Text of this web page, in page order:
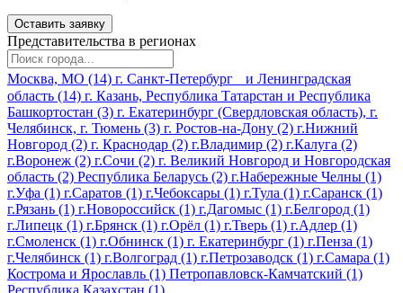
Оставить заявку
Представительства в регионах
Москва, МО (14) г. Санкт-Петербург и Ленинградская
область (14) г. Казань, Республика Татарстан и Республика
Башкортостан (3) г. Екатеринбург (Свердловская область), г.
Челябинск, г. Тюмень (3) г. Ростов-на-Дону (2) г.Нижний
Новгород (2) г. Краснодар (2) г.Владимир (2) г.Калуга (2)
г.Воронеж (2) г.Сочи (2) г. Великий Новгород и Новгородская
область (2) Республика Беларусь (2) г.Набережные Челны (1)
г.Уфа (1) г.Саратов (1) г.Чебоксары (1) г.Тула (1) г.Саранск (1)
г.Рязань (1) г.Новороссийск (1) г.Дагомыс (1) г.Белгород (1)
г.Липецк (1) г.Брянск (1) г.Орёл (1) г.Тверь (1) г.Адлер (1)
г.Смоленск (1) г.Обнинск (1) г. Екатеринбург (1) г.Пенза (1)
г.Челябинск (1) г.Волгоград (1) г.Петрозаводск (1) г.Самара (1)
Кострома и Ярославль (1) Петропавловск-Камчатский (1)
Республика Казахстан (1)